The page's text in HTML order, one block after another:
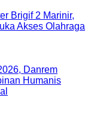
Brigif 2 Marinir,
Akses Olahraga
Danrem
Humanis